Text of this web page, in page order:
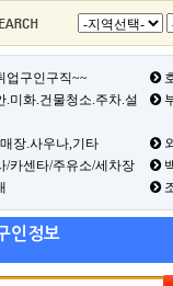
업구인구직~~
미화.건물청소.주차.설
장.사우나,기타
/카센타/주유소/세차장
인정보